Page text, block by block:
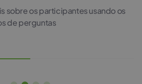
sobre os participantes usando os
de perguntas